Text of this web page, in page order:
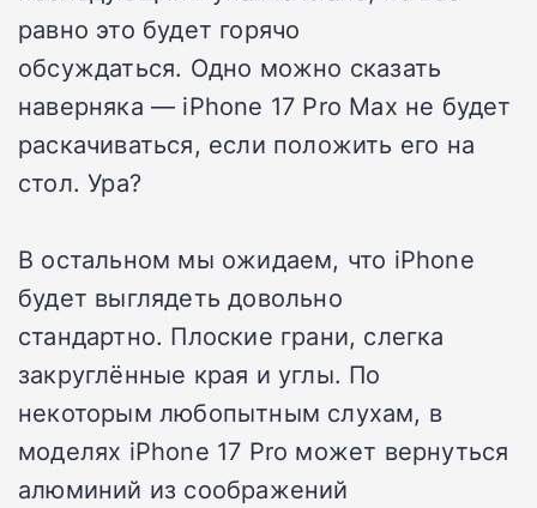
равно это будет горячо
обсуждаться. Одно можно сказать
наверняка — iPhone 17 Pro Max не будет
раскачиваться, если положить его на
стол. Ура?
В остальном мы ожидаем, что iPhone
будет выглядеть довольно
стандартно. Плоские грани, слегка
закруглённые края и углы. По
некоторым любопытным слухам, в
моделях iPhone 17 Pro может вернуться
алюминий из соображений